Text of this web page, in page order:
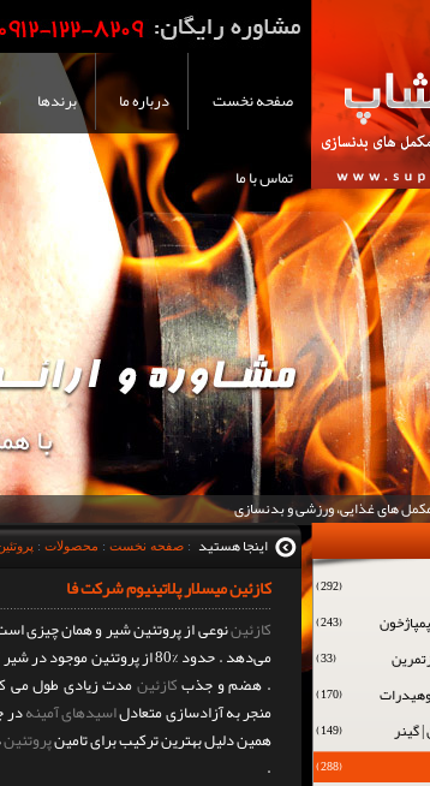
صفحه نخست درباره ما برندها
تماس با ما
های غذایی، ورزشی و بدنسازی
اینجا هستید
: صفحه نخست : محصولات :
کازئین میسلار پلاتینیوم شرکت فا
کازئیننوعی از پروتئین شیر و همان چیزی
می‌دهد . حدود %80 از پروتئین
. هضم و جذبکازئینمدت زیادی طول
منجر به آزادسازی متعادلاسیدهای آمینهدر
همین دلیل بهترین ترکیب برای تامینپروتئین
.
(292)
(243)
(33)
(170)
گینر (149)
(288)